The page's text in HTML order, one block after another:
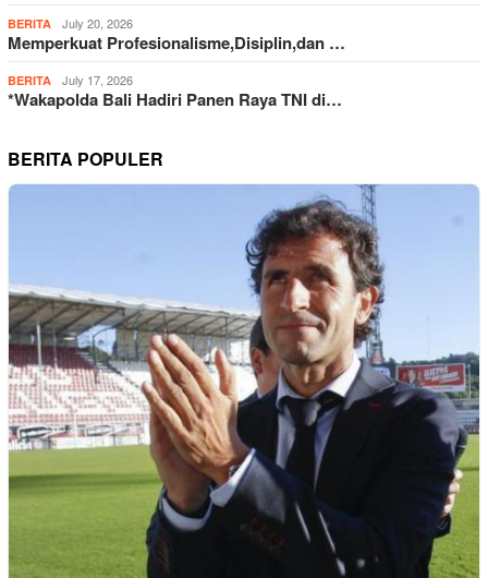
BERITA July 20, 2026
Memperkuat Profesionalisme,Disiplin,dan …
BERITA July 17, 2026
*Wakapolda Bali Hadiri Panen Raya TNI di…
BERITA POPULER